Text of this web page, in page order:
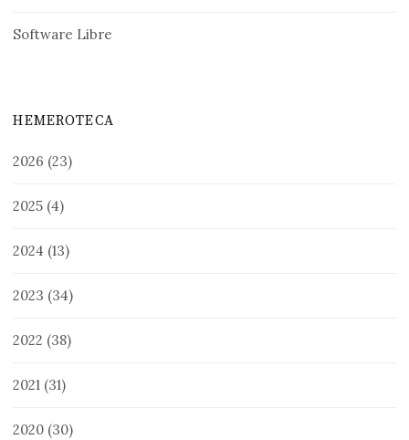
Software Libre
HEMEROTECA
2026 (23)
2025 (4)
2024 (13)
2023 (34)
2022 (38)
2021 (31)
2020 (30)